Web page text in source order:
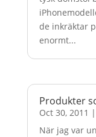
de inkräktar
enormt...
Produkter
Oct 30, 2011 |
När jag var